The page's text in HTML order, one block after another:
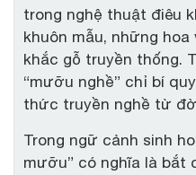
trong nghệ thuật điêu
khuôn mẫu, những
khắc gỗ truyền thống.
“mưỡu nghề” chỉ bí
thức truyền nghề từ
Trong ngữ cảnh sinh
mưỡu” có nghĩa là bắt